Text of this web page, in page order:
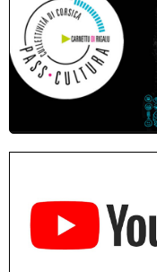
Andreani - Bucugnà /
Residenza di
Sardegna - Mediateca
Résidence d’écriture
Castelli - Institut
Médiathèque de
Rencontre /
Santa Lucia di Tallà
Mise en musique
musicienne pédagogue
rythmique et corporelle
Tallà
! Événement reporté
par Alexandre Dominati